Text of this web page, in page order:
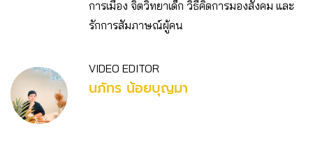
การเมือง จิตวิทยาเด็ก วิธีคิดการมองสังคม และ
รักการสัมภาษณ์ผู้คน
VIDEO EDITOR
นภัทร น้อยบุญมา